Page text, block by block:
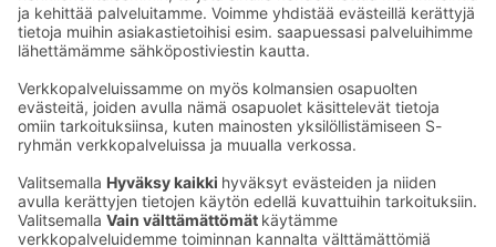
Sähköpostiosoitteet S-ryhmässä ovat muotoa
etunimi.sukunimi@sok.fi
Seuraa meitä: